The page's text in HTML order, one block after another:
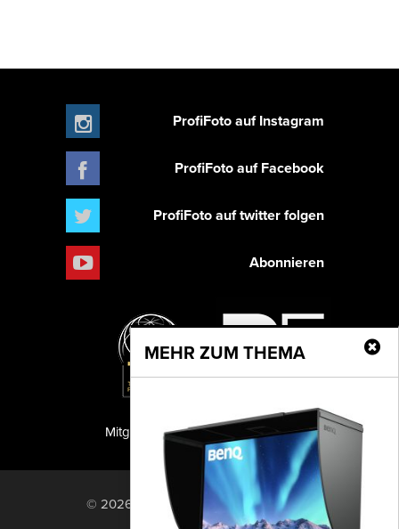
MEHR ZUM THEMA
ProfiFoto auf Instagram
ProfiFoto auf Facebook
ProfiFoto auf twitter folgen
Abonnieren
PF Publishing GmbH
Mitglied der TIPA
© 2026 PF Publishing GmbH. All rights